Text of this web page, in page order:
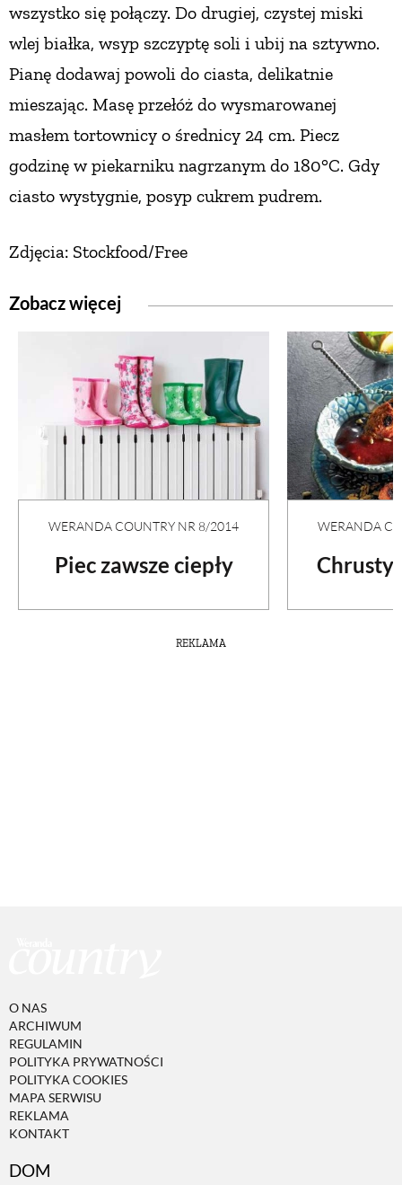
wszystko się połączy. Do drugiej, czystej miski
wlej białka, wsyp szczyptę soli i ubij na sztywno.
Pianę dodawaj powoli do ciasta, delikatnie
mieszając. Masę przełóż do wysmarowanej
masłem tortownicy o średnicy 24 cm. Piecz
godzinę w piekarniku nagrzanym do 180°C. Gdy
ciasto wystygnie, posyp cukrem pudrem.
Zdjęcia: Stockfood/Free
Zobacz więcej
WERANDA COUNTRY NR 8/2014
Piec zawsze ciepły
WERANDA
Chrusty
REKLAMA
O NAS
ARCHIWUM
REGULAMIN
POLITYKA PRYWATNOŚCI
POLITYKA COOKIES
MAPA SERWISU
REKLAMA
KONTAKT
DOM